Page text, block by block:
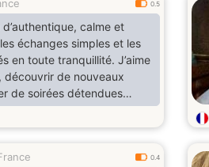
vraies, basées sur le
et l’humour. J’ai appris
ce que je veux… et
veux
0.5
d’authentique, calme et
échanges simples et les
en toute tranquillité. J’aime
découvrir de nouveaux
de soirées détendues
Je cherche une
ouverte au dialogue et
et la complicité. Si tu te
0.4